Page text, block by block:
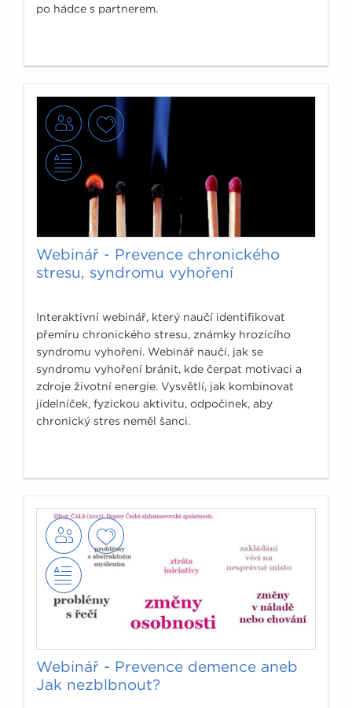
po hádce s partnerem.
Webinář - Prevence chronického
stresu, syndromu vyhoření
Interaktivní webinář, který naučí identifikovat
přemíru chronického stresu, známky hrozícího
syndromu vyhoření. Webinář naučí, jak se
syndromu vyhoření bránit, kde čerpat motivaci a
zdroje životní energie. Vysvětlí, jak kombinovat
jídelníček, fyzickou aktivitu, odpočinek, aby
chronický stres neměl šanci.
Webinář - Prevence demence aneb
Jak nezblbnout?